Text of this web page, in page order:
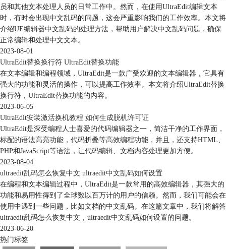
员和其他文本处理人员的日常工作中。然而，在使用UltraEdit编辑文本
时，有时会出现中文乱码的问题，这会严重影响我们的工作效率。本文将
介绍UE编辑器中文乱码的处理方法，帮助用户解决中文乱码问题，确保
正常编辑和处理中文文本。
2023-08-01
UltraEdit替换换行符 UltraEdit替换功能
在文本编辑和编程领域，UltraEdit是一款广受欢迎的文本编辑器，它具有
强大的功能和灵活的操作，可以提高工作效率。本文将介绍UltraEdit替换
换行符，UltraEdit替换功能的内容。
2023-06-05
UltraEdit安装激活换机教程 如何生成脱机许可证
UltraEdit是深受编程人士喜爱的代码编辑器之一，简洁干净的工作界面，
标配的语法高亮功能，代码折叠等高效编程功能，并且，还支持HTML、
PHP和JavaScript等语法，让代码编辑、文档内容处理更加方便。
2023-08-04
ultraedit乱码怎么恢复中文 ultraedit中文乱码如何设置
在编程和文本编辑过程中，UltraEdit是一款常用的高效编辑器，其强大的
功能和易用性得到了全球数以百万计的用户的信赖。然而，我们可能会在
使用中遇到一些问题，比如文档的中文乱码。在这篇文章中，我们将解答
ultraedit乱码怎么恢复中文，ultraedit中文乱码如何设置的问题。
2023-06-20
热门标签